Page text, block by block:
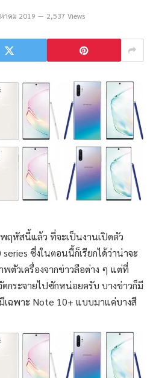
าคม 2019 2,537 Views
ฤหัสนี้แล้ว ที่จะเป็นงานเปิดตัว
ซึ่งในตอนนี้ก็เรียกได้ว่าน่าจะ
ตัวเครื่องจากข่าวลือต่าง ๆ แต่ที่
กระจายไปซักหน่อยครับ บางข่าวก็มี
เฉพาะ Note 10+ แบบมาแค่บางสี